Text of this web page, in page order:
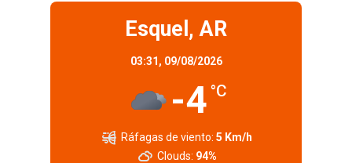
Esquel, AR
03:31, 09/08/2026
-4 °C
Ráfagas de viento: 5 Km/h
Clouds: 94%